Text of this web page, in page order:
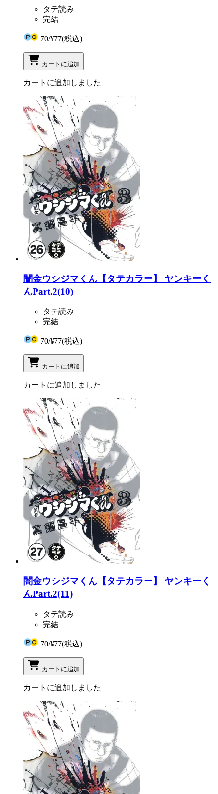
タテ読み
完結
70/¥77(税込)
カートに追加
カートに追加しました
闇金ウシジマくん【タテカラー】 ヤンキーく
んPart.2(10)
タテ読み
完結
70/¥77(税込)
カートに追加
カートに追加しました
闇金ウシジマくん【タテカラー】 ヤンキーく
んPart.2(11)
タテ読み
完結
70/¥77(税込)
カートに追加
カートに追加しました